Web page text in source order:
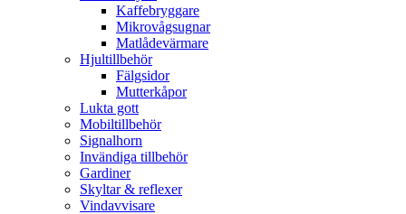
Kaffebryggare
Mikrovågsugnar
Matlådevärmare
Hjultillbehör
Fälgsidor
Mutterkåpor
Lukta gott
Mobiltillbehör
Signalhorn
Invändiga tillbehör
Gardiner
Skyltar & reflexer
Vindavvisare